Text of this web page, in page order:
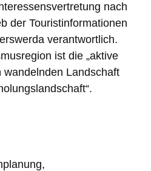
nach
der Touristinformationen
verantwortlich.
ist die „aktive
wandelnden Landschaft